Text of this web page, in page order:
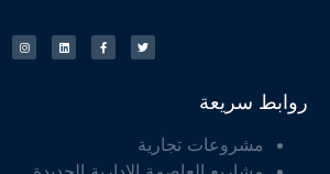
روابط سريعة
مشروعات تجارية